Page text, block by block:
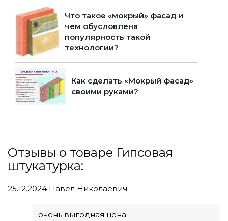
Что такое «мокрый» фасад и
чем обусловлена
популярность такой
технологии?
Как сделать «Мокрый фасад»
своими руками?
Отзывы о товаре Гипсовая
штукатурка:
25.12.2024 Павел Николаевич
очень выгодная цена